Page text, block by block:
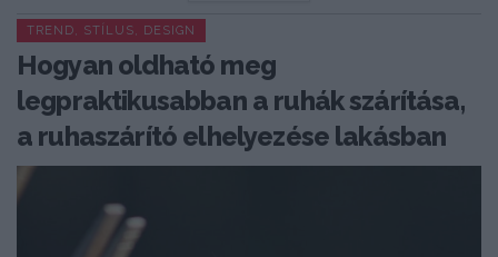
TREND, STÍLUS, DESIGN
Hogyan oldható meg
legpraktikusabban a ruhák szárítása,
a ruhaszárító elhelyezése lakásban